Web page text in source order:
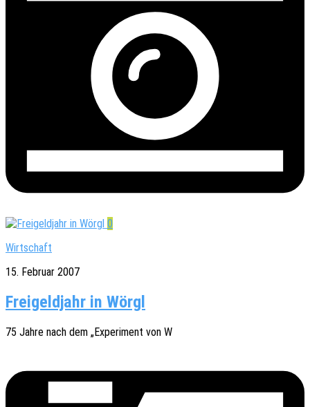
0
Wirtschaft
15. Februar 2007
Freigeldjahr in Wörgl
75 Jahre nach dem „Expe­ri­ment von W